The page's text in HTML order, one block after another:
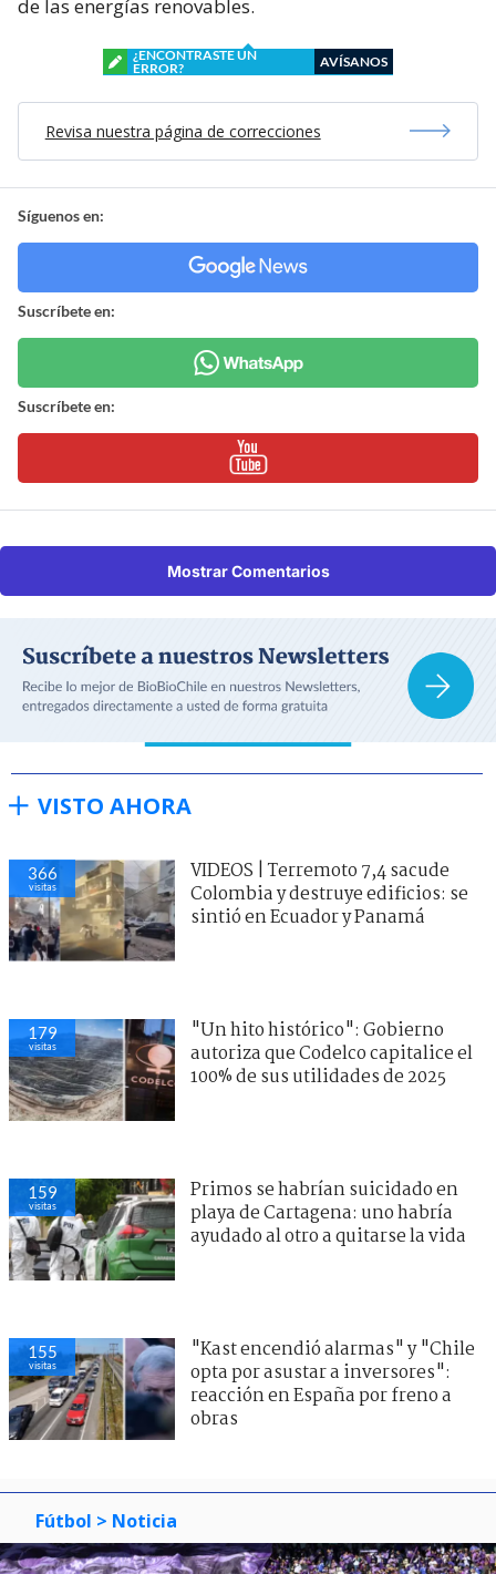
de las energías renovables.
¿ENCONTRASTE UN
ERROR?
AVÍSANOS
Revisa nuestra página de correcciones
Síguenos en:
Suscríbete en:
Suscríbete en:
Mostrar Comentarios
VISTO AHORA
366
visitas
VIDEOS | Terremoto 7,4 sacude
Colombia y destruye edificios: se
sintió en Ecuador y Panamá
179
visitas
"Un hito histórico": Gobierno
autoriza que Codelco capitalice el
100% de sus utilidades de 2025
159
visitas
Primos se habrían suicidado en
playa de Cartagena: uno habría
ayudado al otro a quitarse la vida
155
visitas
"Kast encendió alarmas" y "Chile
opta por asustar a inversores":
reacción en España por freno a
obras
Fútbol > Noticia